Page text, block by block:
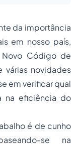
da importância
em nosso país,
Código de
várias novidades
em verificar qual
na eficiência do
é de cunho
se na